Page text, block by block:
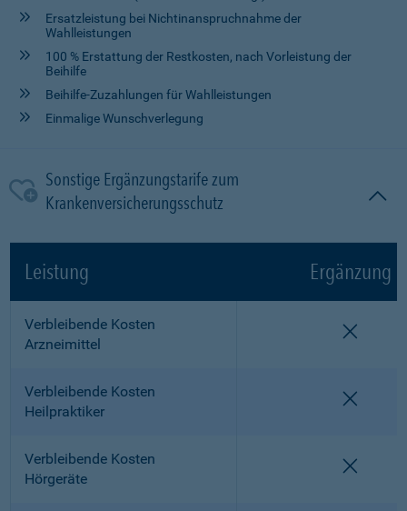
Ersatzleistung bei Nichtinanspruchnahme der
Wahlleistungen
100 % Erstattung der Restkosten, nach Vorleistung der
Beihilfe
Beihilfe-Zuzahlungen für Wahlleistungen
Einmalige Wunschverlegung
Sonstige Ergänzungstarife zum
Krankenversicherungsschutz
Leistung Ergänzung
Verbleibende Kosten
Arzneimittel
Verbleibende Kosten
Heilpraktiker
Verbleibende Kosten
Hörgeräte